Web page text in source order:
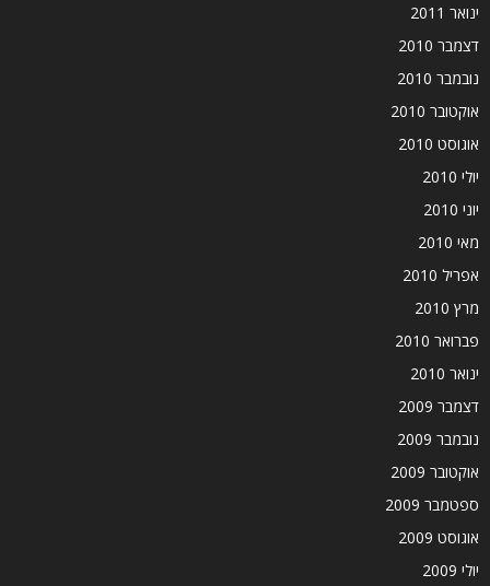
ינואר 2011
דצמבר 2010
נובמבר 2010
אוקטובר 2010
אוגוסט 2010
יולי 2010
יוני 2010
מאי 2010
אפריל 2010
מרץ 2010
פברואר 2010
ינואר 2010
דצמבר 2009
נובמבר 2009
אוקטובר 2009
ספטמבר 2009
אוגוסט 2009
יולי 2009